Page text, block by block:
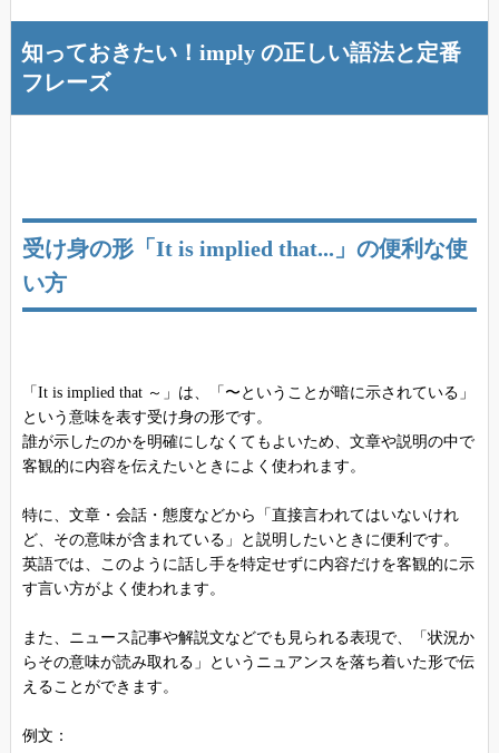
知っておきたい！imply の正しい語法と定番
フレーズ
受け身の形「It is implied that...」の便利な使
い方
「It is implied that ～」は、「〜ということが暗に示されている」
という意味を表す受け身の形です。
誰が示したのかを明確にしなくてもよいため、文章や説明の中で
客観的に内容を伝えたいときによく使われます。
特に、文章・会話・態度などから「直接言われてはいないけれ
ど、その意味が含まれている」と説明したいときに便利です。
英語では、このように話し手を特定せずに内容だけを客観的に示
す言い方がよく使われます。
また、ニュース記事や解説文などでも見られる表現で、「状況か
らその意味が読み取れる」というニュアンスを落ち着いた形で伝
えることができます。
例文：